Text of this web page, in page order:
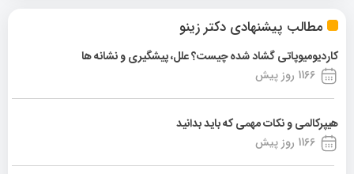
مطالب پیشنهادی دکتر زینو
کاردیومیوپاتی گشاد شده چیست؟ علل، پیشگیری و نشانه ها
1166 روز پیش
هیپرکالمی و نکات مهمی که باید بدانید
1166 روز پیش